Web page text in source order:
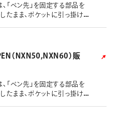
、「ペン先」を固定する部品を
たまま、ポケットに引っ掛けて
ケットに挟んだりする際に斜
てしまう可能性がありますの
する主な製品 ・ノック式ハ
（NXN50,NXN60）販
、「ペン先」を固定する部品を
たまま、ポケットに引っ掛けて